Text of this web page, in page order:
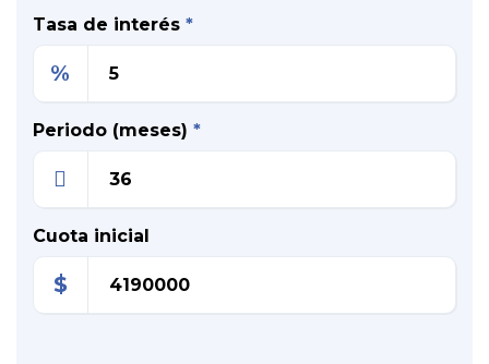
Tasa de interés *
%
Periodo (meses) *
Cuota inicial
$